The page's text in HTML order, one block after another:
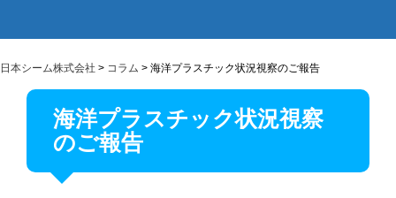
日本シーム株式会社 > コラム > 海洋プラスチック状況視察のご報告
海洋プラスチック状況視察
のご報告